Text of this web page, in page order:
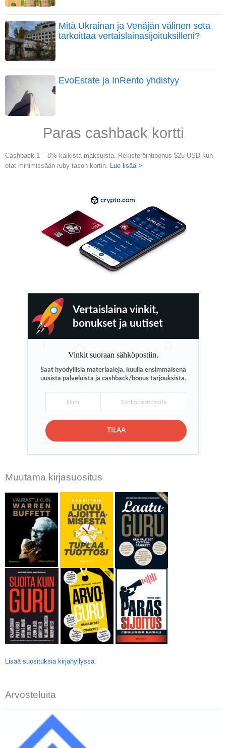
Mitä Ukrainan ja Venäjän välinen sota
tarkoittaa vertaislainasijoituksilleni?
EvoEstate ja InRento yhdistyy
Paras cashback kortti
Cashback 1 – 8% kaikista maksuista. Rekisteröintibonus $25 USD kun
otat minimissään ruby tason kortin. Lue lisää >
Vertaislaina vinkit,
bonukset ja uutiset
Vinkit suoraan sähköpostiin.
Saat hyödyllisiä materiaaleja, kuulla ensimmäisenä
uusista palveluista ja cashback/bonus tarjouksista.
TILAA
Muutama kirjasuositus
Lisää suosituksia kirjahyllyssä.
Arvosteluita